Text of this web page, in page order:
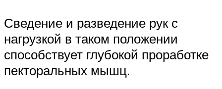
Сведение и разведение рук с
нагрузкой в таком положении
способствует глубокой проработке
пекторальных мышц.